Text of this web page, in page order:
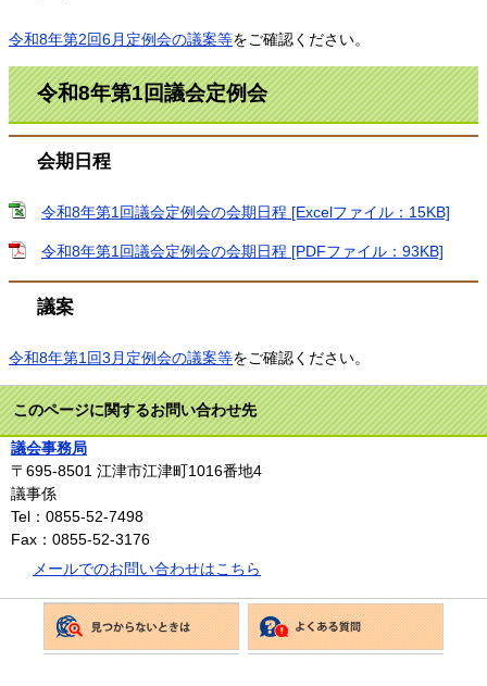
令和8年第2回6月定例会​の議案等をご確認ください。
令和8年第1回議会定例会
会期日程
令和8年第1回議会定例会の会期日程 [Excelファイル：15KB]
令和8年第1回議会定例会の会期日程 [PDFファイル：93KB]
議案
令和8年第1回3月定例会​の議案等をご確認ください。
このページに関するお問い合わせ先
議会事務局
〒695-8501 江津市江津町1016番地4
議事係
Tel：0855-52-7498
Fax：0855-52-3176
メールでのお問い合わせはこちら